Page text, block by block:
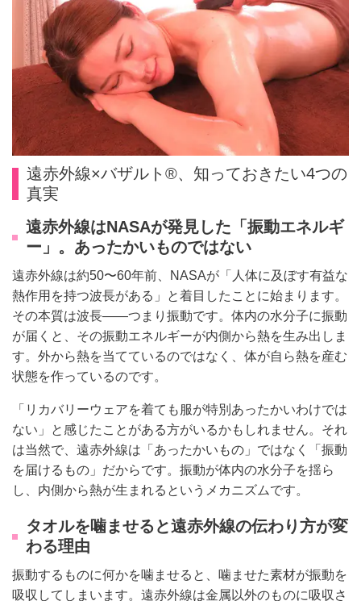
遠赤外線×バザルト®、知っておきたい4つの
真実
遠赤外線はNASAが発見した「振動エネルギ
ー」。あったかいものではない
遠赤外線は約50〜60年前、NASAが「人体に及ぼす有益な
熱作用を持つ波長がある」と着目したことに始まります。
その本質は波長——つまり振動です。体内の水分子に振動
が届くと、その振動エネルギーが内側から熱を生み出しま
す。外から熱を当てているのではなく、体が自ら熱を産む
状態を作っているのです。
「リカバリーウェアを着ても服が特別あったかいわけでは
ない」と感じたことがある方がいるかもしれません。それ
は当然で、遠赤外線は「あったかいもの」ではなく「振動
を届けるもの」だからです。振動が体内の水分子を揺ら
し、内側から熱が生まれるというメカニズムです。
タオルを噛ませると遠赤外線の伝わり方が変
わる理由
振動するものに何かを噛ませると、噛ませた素材が振動を
吸収してしまいます。遠赤外線は金属以外のものに吸収さ